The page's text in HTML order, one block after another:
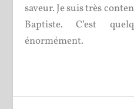
saveur. Je suis très
Baptiste. C’est
énormément.